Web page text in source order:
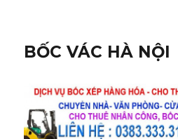
BỐC VÁC HÀ NỘI